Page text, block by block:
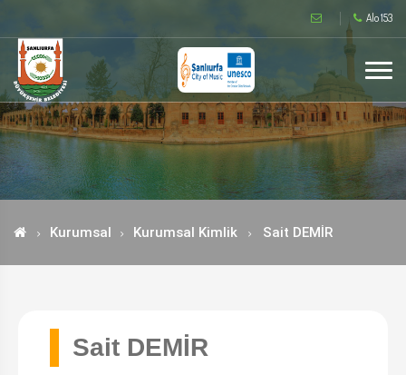
Alo 153
Kurumsal Kurumsal Kimlik Sait DEMİR
Sait DEMİR